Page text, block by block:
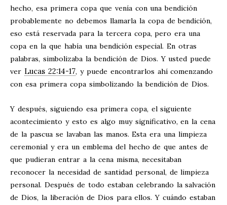
hecho, esa primera copa que venía con una bendición
probablemente no debemos llamarla la copa de bendición,
eso está reservada para la tercera copa, pero era una
copa en la que había una bendición especial. En otras
palabras, simbolizaba la bendición de Dios. Y usted puede
ver Lucas 22:14-17, y puede encontrarlos ahí comenzando
con esa primera copa simbolizando la bendición de Dios.
Y después, siguiendo esa primera copa, el siguiente
acontecimiento y esto es algo muy significativo, en la cena
de la pascua se lavaban las manos. Esta era una limpieza
ceremonial y era un emblema del hecho de que antes de
que pudieran entrar a la cena misma, necesitaban
reconocer la necesidad de santidad personal, de limpieza
personal. Después de todo estaban celebrando la salvación
de Dios, la liberación de Dios para ellos. Y cuándo estaban